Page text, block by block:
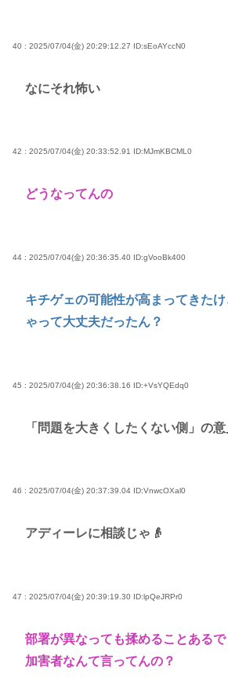
40 : 2025/07/04(金) 20:29:12.27 ID:sEoAYccN0
なにそれ怖い
42 : 2025/07/04(金) 20:33:52.91 ID:MJmKBCML0
どうなってんの
44 : 2025/07/04(金) 20:36:35.40 ID:gVooBk400
キチゲェの可能性が高まってきた
ゃって大丈夫だったん？
45 : 2025/07/04(金) 20:36:38.16 ID:+VsYQEdq0
「問題を大きくしたくない側」の
46 : 2025/07/04(金) 20:37:39.04 ID:VnwcOXal0
アディーレに相談じゃ👴
47 : 2025/07/04(金) 20:39:19.30 ID:lpQeJRPr0
部署が異なっても揉めることあるで
加害者なんて言ってんの？